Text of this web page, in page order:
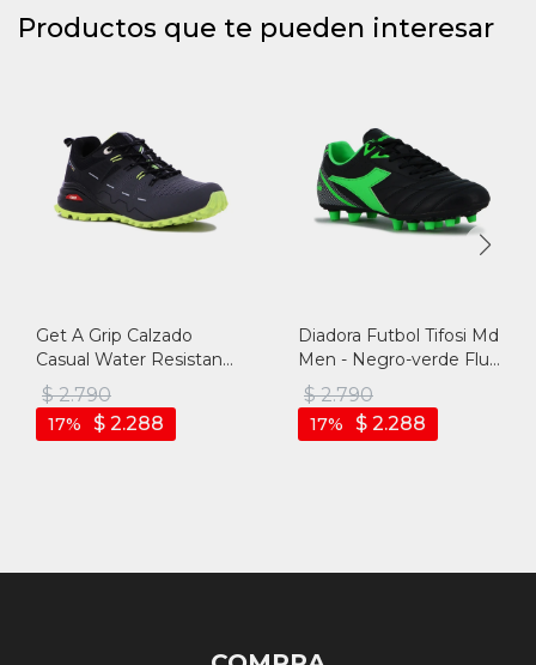
Productos que te pueden interesar
Get A Grip Calzado
Casual Water Resistant
Hombre - Gris Oscuro -
Gris Oscuro
$ 2.790
$ 2.288
17
Diadora Futbol Tifosi Md
Men - Negro-verde Fluo
- Negro-verde Fluo
$ 2.790
$ 2.288
17